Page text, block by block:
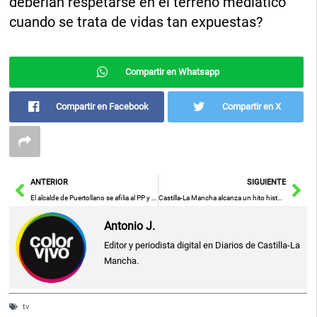
cuando se trata de vidas tan expuestas?
Compartir en Whatsapp
Compartir en Facebook Compartir en X
AntANTERIOR
El alcalde de Puertollano se afilia al PP y reafirma su compromiso con los ciudadanos
SIGUIENTE
Castilla-La Mancha alcanza un hito histórico con el programa ‘Somos Deporte 3-18’ para el fomento de la actividad física en jóvenes
Antonio J.
Editor y periodista digital en Diarios de Castilla-La
Mancha.
tv